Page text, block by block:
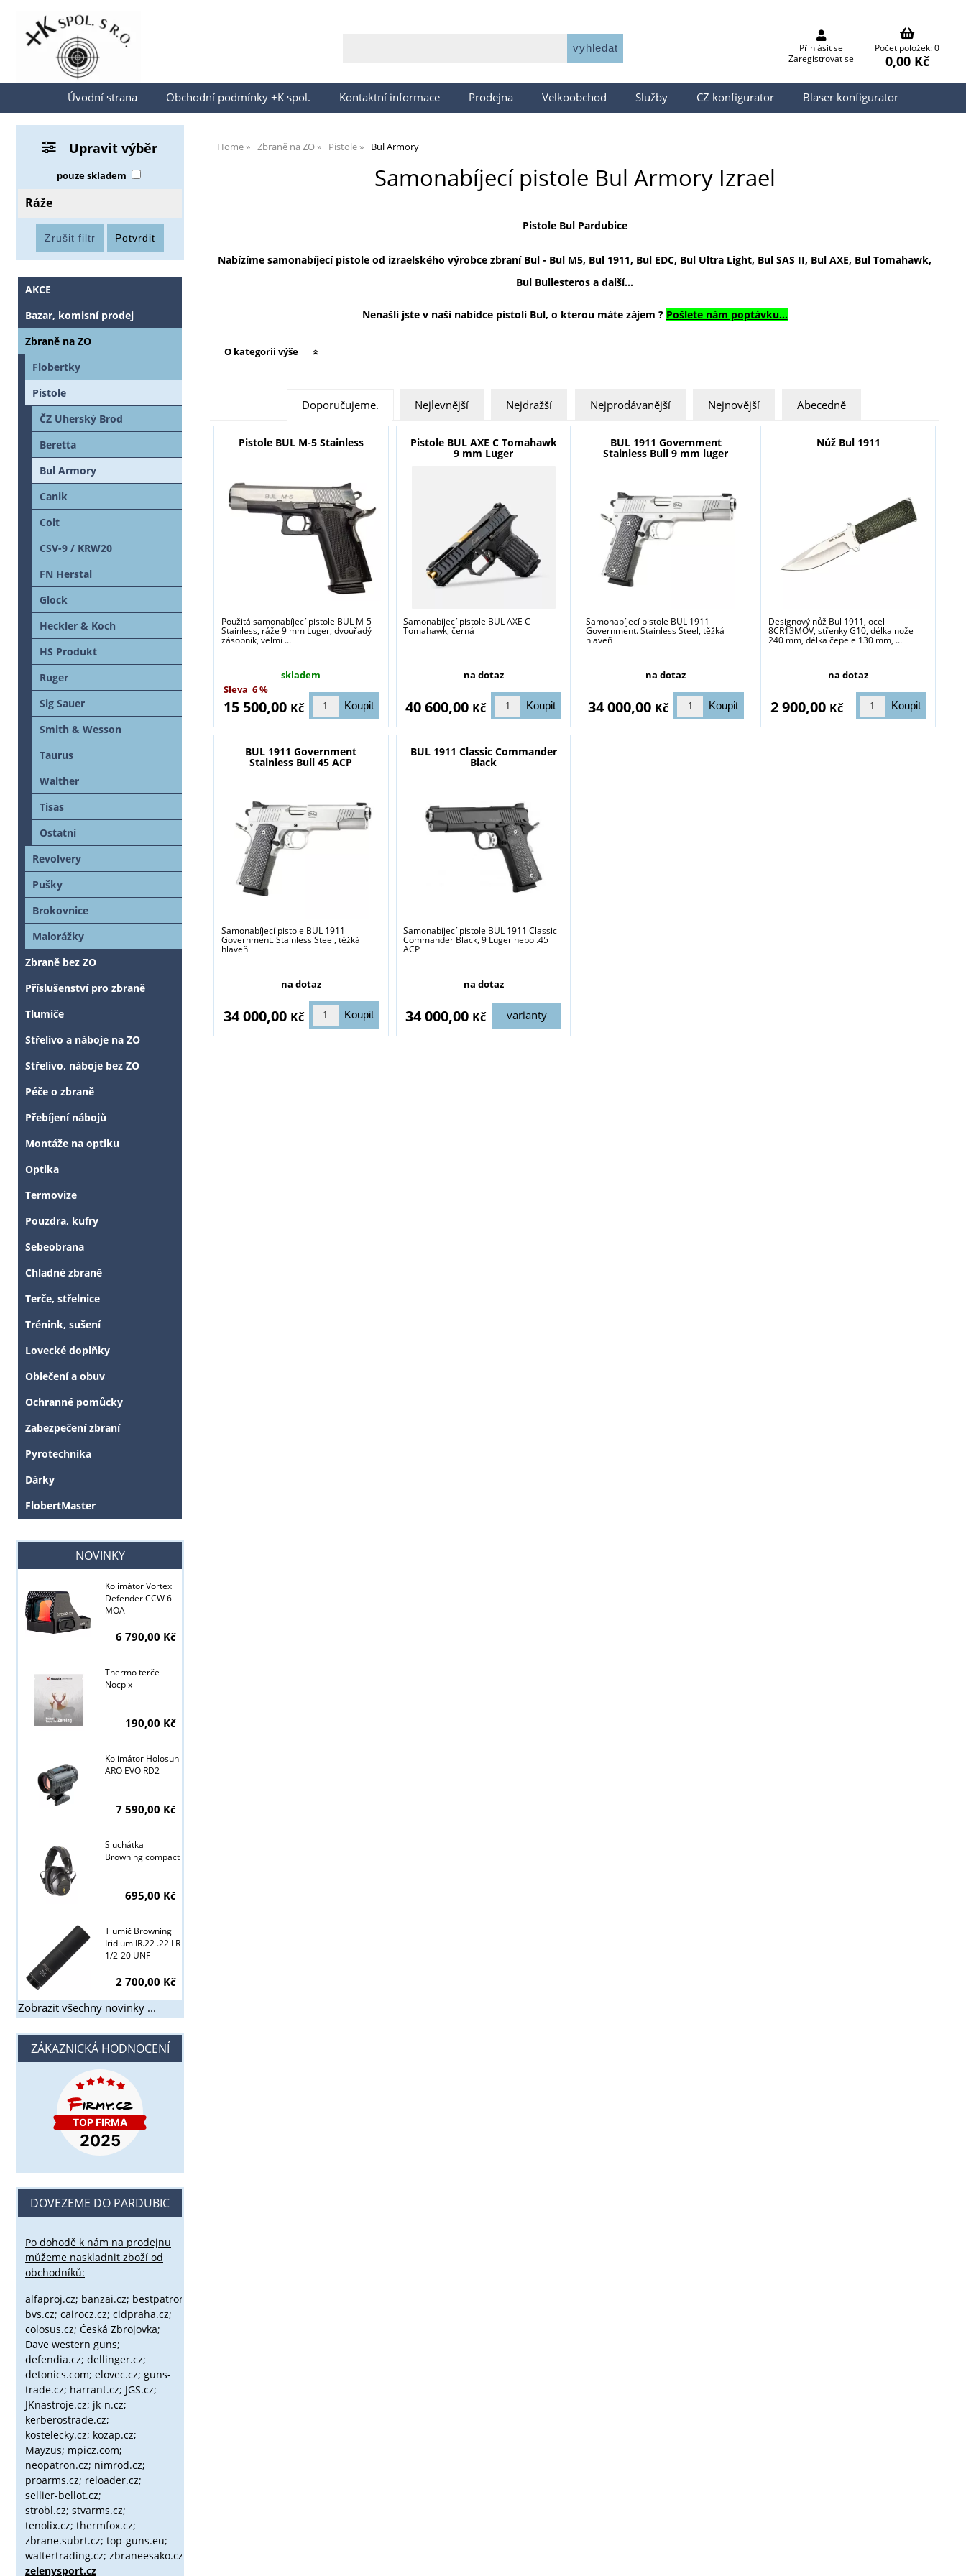
Přihlásit se
Přihlásit se
Zaregistrovat se
Počet položek: 0
0,00 Kč
Úvodní strana Obchodní podmínky +K spol. Kontaktní informace Prodejna Velkoobchod Služby CZ konfigurator Blaser konfigurator
Home Zbraně na ZO Pistole Bul Armory
Samonabíjecí pistole Bul Armory Izrael
Pistole Bul Pardubice
Nabízíme samonabíjecí pistole od izraelského výrobce zbraní Bul - Bul M5, Bul 1911, Bul EDC, Bul Ultra Light, Bul SAS II, Bul AXE, Bul Tomahawk,
Bul Bullesteros a další...
Nenašli jste v naší nabídce pistoli Bul, o kterou máte zájem ? Pošlete nám poptávku...
O kategorii výše
Doporučujeme. Nejlevnější Nejdražší Nejprodávanější Nejnovější Abecedně
Pistole BUL M-5 Stainless
Použitá samonabíjecí pistole BUL M-5
Stainless, ráže 9 mm Luger, dvouřadý
zásobník, velmi ...
skladem
15 500,00 Kč
Sleva 6 %
Pistole BUL AXE C Tomahawk
9 mm Luger
Samonabíjecí pistole BUL AXE C
Tomahawk, černá
na dotaz
40 600,00 Kč
BUL 1911 Government
Stainless Bull 9 mm luger
Samonabíjecí pistole BUL 1911
Government. Stainless Steel, těžká
hlaveň
na dotaz
34 000,00 Kč
Nůž Bul 1911
Designový nůž Bul 1911, ocel
8CR13MOV, střenky G10, délka nože
240 mm, délka čepele 130 mm, ...
na dotaz
2 900,00 Kč
BUL 1911 Government
Stainless Bull 45 ACP
Samonabíjecí pistole BUL 1911
Government. Stainless Steel, těžká
hlaveň
na dotaz
34 000,00 Kč
BUL 1911 Classic Commander
Black
Samonabíjecí pistole BUL 1911 Classic
Commander Black, 9 Luger nebo .45
ACP
na dotaz
varianty
34 000,00 Kč
Upravit výběr
pouze skladem
Ráže
AKCE
Bazar, komisní prodej
Zbraně na ZO
Flobertky
Pistole
ČZ Uherský Brod
Beretta
Bul Armory
Canik
Colt
CSV-9 / KRW20
FN Herstal
Glock
Heckler & Koch
HS Produkt
Ruger
Sig Sauer
Smith & Wesson
Taurus
Walther
Tisas
Ostatní
Revolvery
Pušky
Brokovnice
Malorážky
Zbraně bez ZO
Příslušenství pro zbraně
Tlumiče
Střelivo a náboje na ZO
Střelivo, náboje bez ZO
Péče o zbraně
Přebíjení nábojů
Montáže na optiku
Optika
Termovize
Pouzdra, kufry
Sebeobrana
Chladné zbraně
Terče, střelnice
Trénink, sušení
Lovecké doplňky
Oblečení a obuv
Ochranné pomůcky
Zabezpečení zbraní
Pyrotechnika
Dárky
FlobertMaster
NOVINKY
Kolimátor Vortex
Defender CCW 6
MOA
6 790,00 Kč
Thermo terče
Nocpix
190,00 Kč
Kolimátor Holosun
ARO EVO RD2
7 590,00 Kč
Sluchátka
Browning compact
695,00 Kč
Tlumič Browning
Iridium IR.22 .22 LR
1/2-20 UNF
2 700,00 Kč
Zobrazit všechny novinky ...
ZÁKAZNICKÁ HODNOCENÍ
DOVEZEME DO PARDUBIC
Po dohodě k nám na prodejnu
můžeme naskladnit zboží od
obchodníků:
alfaproj.cz; banzai.cz; bestpatron.eu;
bvs.cz; cairocz.cz; cidpraha.cz;
colosus.cz; Česká Zbrojovka;
Dave western guns;
defendia.cz; dellinger.cz;
detonics.com; elovec.cz; guns-
trade.cz; harrant.cz; JGS.cz;
JKnastroje.cz; jk-n.cz;
kerberostrade.cz;
kostelecky.cz; kozap.cz;
Mayzus; mpicz.com;
neopatron.cz; nimrod.cz;
proarms.cz; reloader.cz;
sellier-bellot.cz;
strobl.cz; stvarms.cz;
tenolix.cz; thermfox.cz;
zbrane.subrt.cz; top-guns.eu;
waltertrading.cz; zbraneesako.cz;
zelenysport.cz